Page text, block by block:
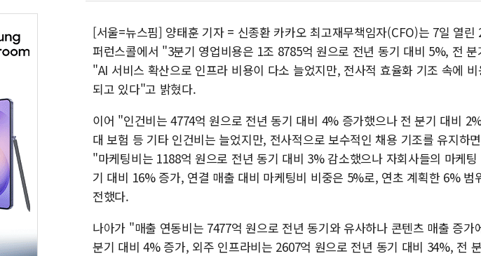
남동발전,
[인도증시]
황희 '폐버
폭염 누
사우디·
신길동
용산공원·
[서울=뉴스핌] 양태훈 기자 = 신종환 카카오 최고재무책임자(CFO)는 7일 열린
퍼런스콜에서 "3분기 영업비용은 1조 8785억 원으로 전년 동기 대비 5%, 전
"AI 서비스 확산으로 인프라 비용이 다소 늘었지만, 전사적 효율화 기조 속에
되고 있다"고 밝혔다.
이어 "인건비는 4774억 원으로 전년 동기 대비 4% 증가했으나 전 분기 대비
대 보험 등 기타 인건비는 늘었지만, 전사적으로 보수적인 채용 기조를 유지하
"마케팅비는 1188억 원으로 전년 동기 대비 3% 감소했으나 자회사들의 마케
기 대비 16% 증가, 연결 매출 대비 마케팅비 비중은 5%로, 연초 계획한 6% 범
전했다.
나아가 "매출 연동비는 7477억 원으로 전년 동기와 유사하나 콘텐츠 매출 증가
분기 대비 4% 증가, 외주 인프라비는 2607억 원으로 전년 동기 대비 34%, 전